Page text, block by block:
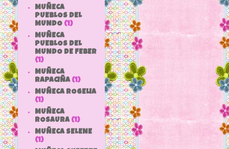
MUÑECA
PUEBLOS DEL
MUNDO (1)
MUÑECA
PUEBLOS DEL
MUNDO DE FEBER
(1)
MUÑECA
RAPACIÑA (1)
MUÑECA ROGELIA
(1)
MUÑECA
ROSAURA (1)
MUÑECA SELENE
(1)